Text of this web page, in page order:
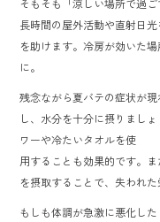
そもそも「涼しい場所で過
長時間の屋外活動や直射日
を助けます。冷房が効いた
に。
残念ながら夏バテの症状が
し、水分を十分に摂りまし
ワーや冷たいタオルを使
用することも効果的です。
を摂取することで、失われ
もしも体調が急激に悪化し